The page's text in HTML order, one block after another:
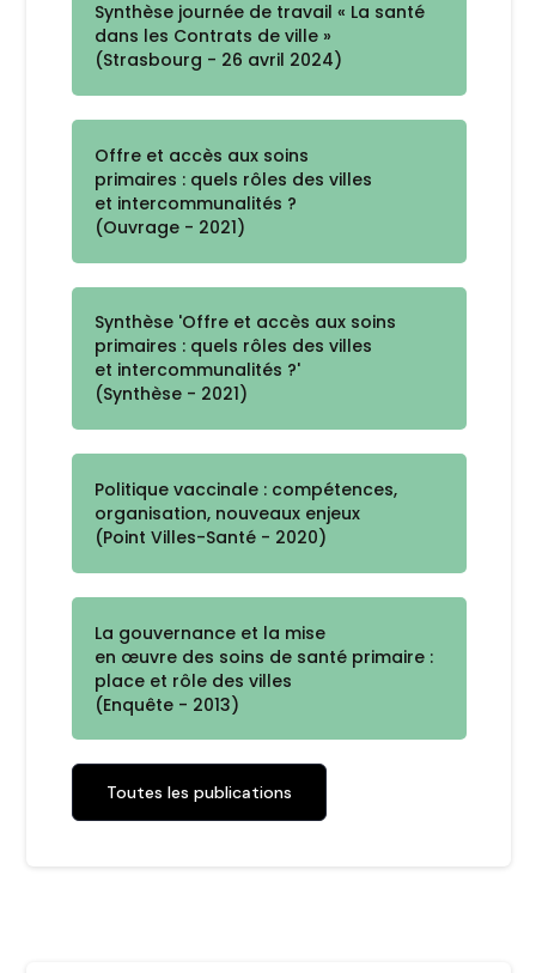
Synthèse journée de travail « La santé
dans les Contrats de ville »
(Strasbourg - 26 avril 2024)
Offre et accès aux soins
primaires : quels rôles des villes
et intercommunalités ?
(Ouvrage - 2021)
Synthèse 'Offre et accès aux soins
primaires : quels rôles des villes
et intercommunalités ?'
(Synthèse - 2021)
Politique vaccinale : compétences,
organisation, nouveaux enjeux
(Point Villes-Santé - 2020)
La gouvernance et la mise
en œuvre des soins de santé primaire :
place et rôle des villes
(Enquête - 2013)
Toutes les publications